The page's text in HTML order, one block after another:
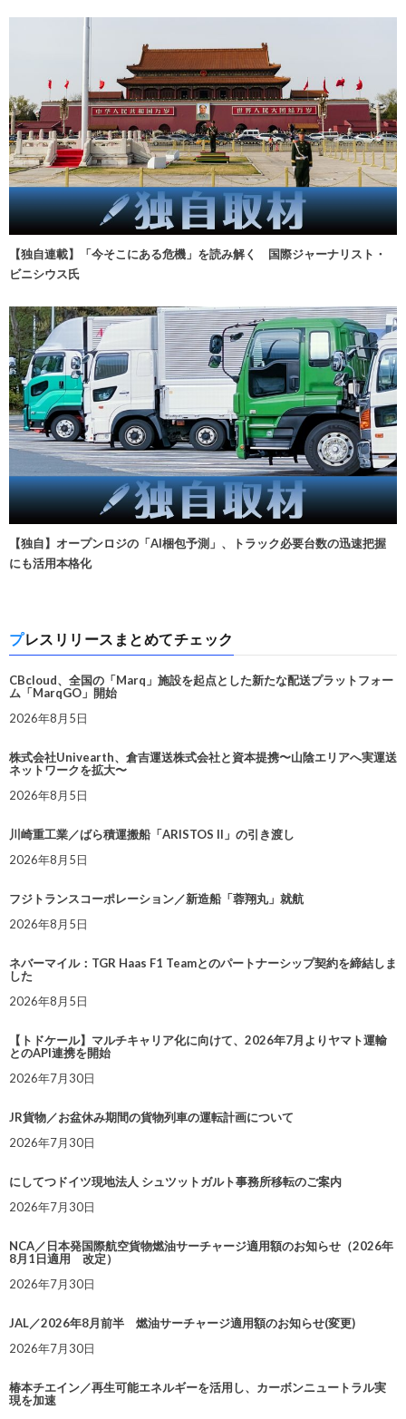
【独自連載】「今そこにある危機」を読み解く 国際ジャーナリスト・
ビニシウス氏
【独自】オープンロジの「AI梱包予測」、トラック必要台数の迅速把握
にも活用本格化
プレスリリースまとめてチェック
CBcloud、全国の「Marq」施設を起点とした新たな配送プラットフォー
ム「MarqGO」開始
2026年8月5日
株式会社Univearth、倉吉運送株式会社と資本提携〜山陰エリアへ実運送
ネットワークを拡大〜
2026年8月5日
川崎重工業／ばら積運搬船「ARISTOS II」の引き渡し
2026年8月5日
フジトランスコーポレーション／新造船「蓉翔丸」就航
2026年8月5日
ネバーマイル：TGR Haas F1 Teamとのパートナーシップ契約を締結しま
した
2026年8月5日
【トドケール】マルチキャリア化に向けて、2026年7月よりヤマト運輸
とのAPI連携を開始
2026年7月30日
JR貨物／お盆休み期間の貨物列車の運転計画について
2026年7月30日
にしてつドイツ現地法人 シュツットガルト事務所移転のご案内
2026年7月30日
NCA／日本発国際航空貨物燃油サーチャージ適用額のお知らせ（2026年
8月1日適用 改定）
2026年7月30日
JAL／2026年8月前半 燃油サーチャージ適用額のお知らせ(変更)
2026年7月30日
椿本チエイン／再生可能エネルギーを活用し、カーボンニュートラル実
現を加速